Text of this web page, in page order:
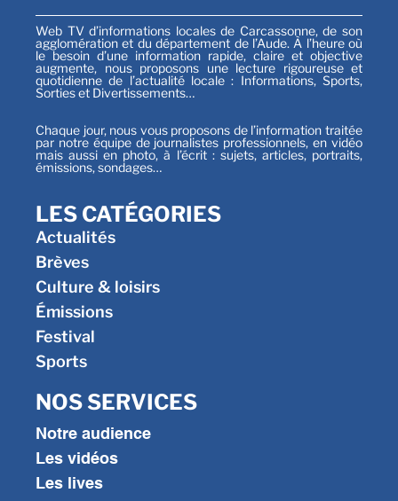
Web TV d’informations locales de Carcassonne, de son
agglomération et du département de l’Aude. À l’heure où
le besoin d’une information rapide, claire et objective
augmente, nous proposons une lecture rigoureuse et
quotidienne de l’actualité locale : Informations, Sports,
Sorties et Divertissements…
Chaque jour, nous vous proposons de l’information traitée
par notre équipe de journalistes professionnels, en vidéo
mais aussi en photo, à l’écrit : sujets, articles, portraits,
émissions, sondages…
LES CATÉGORIES
Actualités
Brèves
Culture & loisirs
Émissions
Festival
Sports
NOS SERVICES
Notre audience
Les vidéos
Les lives